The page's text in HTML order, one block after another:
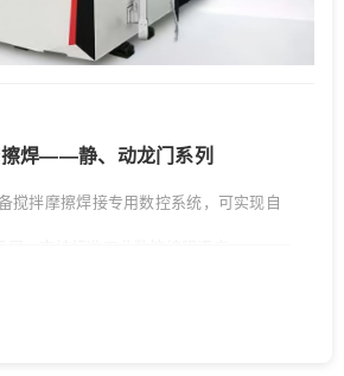
焊——静、动龙门系列
搅拌摩擦焊接专用数控系统，可实现自
模式；
，实现焊接过程压力值的实时监测；
，具备针对XNZ轴进给速度和方向调